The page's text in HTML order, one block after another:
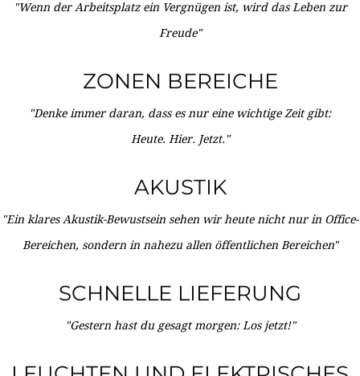
"Wenn der Arbeitsplatz ein Vergnügen ist, wird das Leben zur
Freude"
ZONEN BEREICHE
"Denke immer daran, dass es nur eine wichtige Zeit gibt:
Heute. Hier. Jetzt."
AKUSTIK
"Ein klares Akustik-Bewustsein sehen wir heute nicht nur in Office-
Bereichen, sondern in nahezu allen öffentlichen Bereichen"
SCHNELLE LIEFERUNG
"Gestern hast du gesagt morgen: Los jetzt!"